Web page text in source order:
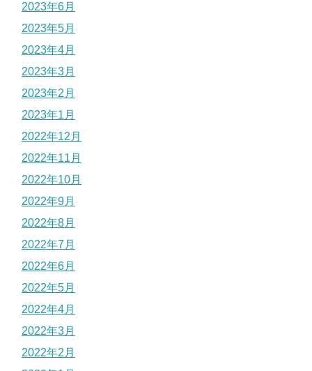
2023年6月
2023年5月
2023年4月
2023年3月
2023年2月
2023年1月
2022年12月
2022年11月
2022年10月
2022年9月
2022年8月
2022年7月
2022年6月
2022年5月
2022年4月
2022年3月
2022年2月